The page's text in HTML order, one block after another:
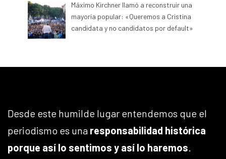
Máximo Kirchner llamó a reconstruir una
mayoría popular: «Queremos a Cristina
candidata y no candidatos por default»
Desde este humilde lugar entendemos que el
periodismo es una responsabilidad histórica
porque así lo sentimos y así lo haremos.